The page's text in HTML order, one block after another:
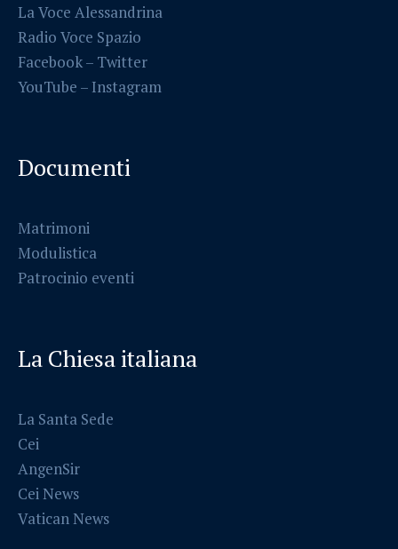
La Voce Alessandrina
Radio Voce Spazio
Facebook– Twitter
YouTube – Instagram
Documenti
Matrimoni
Modulistica
Patrocinio eventi
La Chiesa italiana
La Santa Sede
Cei
AngenSir
Cei News
Vatican News